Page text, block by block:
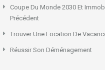
Coupe Du Monde 2030 Et
Précédent
Trouver Une Location De
Réussir Son Déménagement